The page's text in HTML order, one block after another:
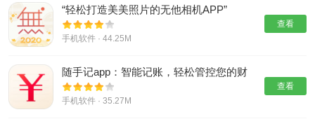
“轻松打造美美照片的无他相机APP”
手机软件 · 44.25M
查看
随手记app：智能记账，轻松管控您的财
务
手机软件 · 35.27M
查看